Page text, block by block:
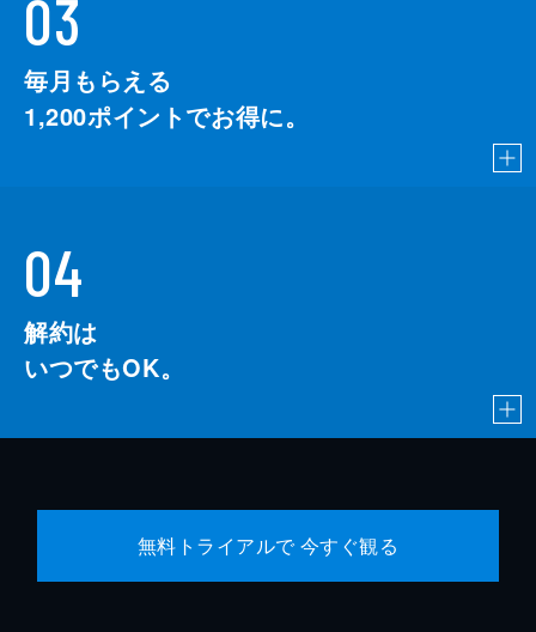
03
毎月もらえる
1,200ポイントでお得に。
04
解約は
いつでもOK。
無料トライアルで 今すぐ観る